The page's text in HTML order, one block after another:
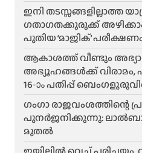
ഇനി തടസ്സങ്ങളില്ലാത്ത
ഗതാഗതക്കുരുക്ക്
പുതിയ ‘മാജിക്’
ആകാശത്ത് വീണ്ടും
അഭ്യൂഹങ്ങൾക്ക്
16-ാം പതിപ്പ്
ഗംഗാ രാജവംശത്തിന്റെ
പുനർജനിക്കുന്നു:
മുതൽ